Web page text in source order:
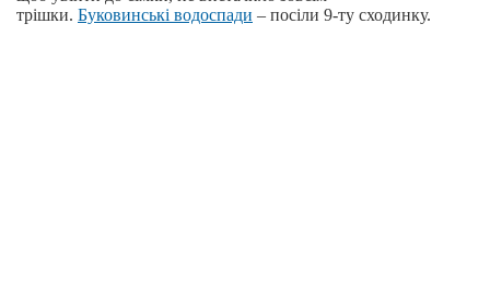
трішки. Буковинські водоспади – посіли 9-ту сходинку.